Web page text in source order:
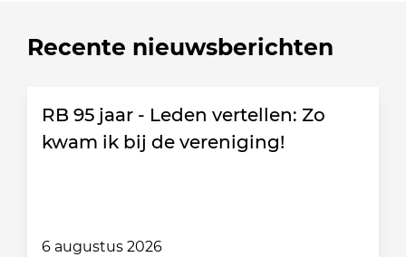
Recente nieuwsberichten
RB 95 jaar - Leden vertellen: Zo
kwam ik bij de vereniging!
6 augustus 2026